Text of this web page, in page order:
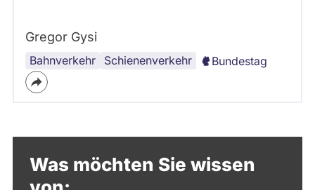
Gregor Gysi
Bahnverkehr Schienenverkehr
Bauplanung
Barrierefreiheit Bundestag
Was möchten Sie wissen